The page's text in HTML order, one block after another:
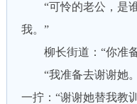
“可怜的老公，是谁
我。”
柳长街道：“你准备
“我准备去谢谢她。
一拧：“谢谢她替我教